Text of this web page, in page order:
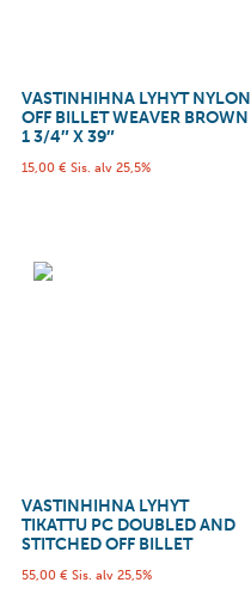
VASTINHIHNA LYHYT NYLON
OFF BILLET WEAVER BROWN
1 3/4″ X 39″
15,00 € Sis. alv 25,5%
VASTINHIHNA LYHYT
TIKATTU PC DOUBLED AND
STITCHED OFF BILLET
55,00 € Sis. alv 25,5%